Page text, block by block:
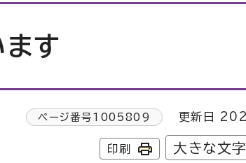
ます
ページ番号 1005809 更新日
印刷 大きな文